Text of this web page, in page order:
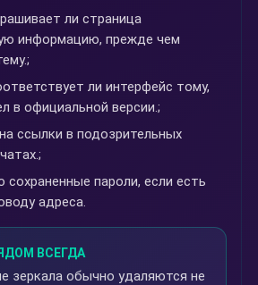
ли страница
информацию, прежде чем
ли интерфейс тому,
в официальной версии.;
ссылки в подозрительных
сохраненные пароли, если есть
адреса.
ВСЕГДА
зеркала обычно удаляются не